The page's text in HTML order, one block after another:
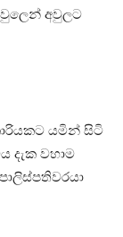
අවුලට
යමින් සිටි
දැක වහාම